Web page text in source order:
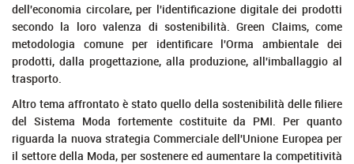
dell'economia circolare, per l'identificazione digitale dei prodotti
secondo la loro valenza di sostenibilità. Green Claims, come
metodologia comune per identificare l'Orma ambientale dei
prodotti, dalla progettazione, alla produzione, all'imballaggio al
trasporto.
Altro tema affrontato è stato quello della sostenibilità delle filiere
del Sistema Moda fortemente costituite da PMI. Per quanto
riguarda la nuova strategia Commerciale dell'Unione Europea per
il settore della Moda, per sostenere ed aumentare la competitività